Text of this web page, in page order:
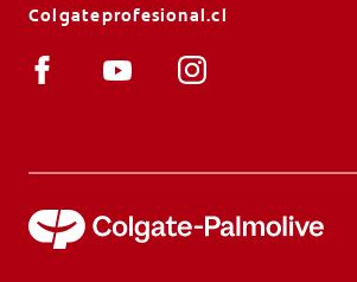
Colgateprofesional.cl